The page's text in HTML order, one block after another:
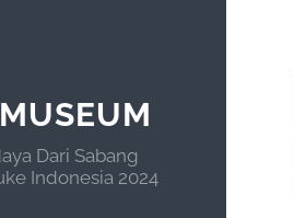
Dari Sabang
Indonesia 2024